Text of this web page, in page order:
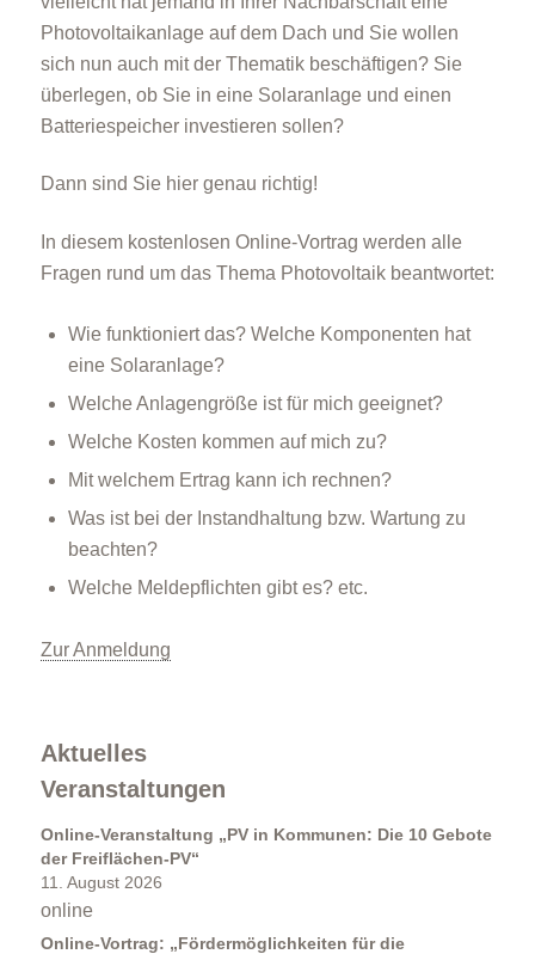
Energieberatung
Energiespartipps
Förderprogramme
Photovoltaikanlage auf dem Dach und Sie wollen
sich nun auch mit der Thematik beschäftigen? Sie
überlegen, ob Sie in eine Solaranlage und einen
Batteriespeicher investieren sollen?
Dann sind Sie hier genau richtig!
In diesem kostenlosen Online-Vortrag werden alle
Fragen rund um das Thema Photovoltaik beantwortet:
Wie funktioniert das? Welche Komponenten hat
eine Solaranlage?
Welche Anlagengröße ist für mich geeignet?
Welche Kosten kommen auf mich zu?
Mit welchem Ertrag kann ich rechnen?
Was ist bei der Instandhaltung bzw. Wartung zu
beachten?
Welche Meldepflichten gibt es? etc.
Zur Anmeldung
Aktuelles
Veranstaltungen
Online-Veranstaltung „PV in Kommunen: Die 10 Gebote
der Freiflächen-PV“
11. August 2026
online
Online-Vortrag: „Fördermöglichkeiten für die